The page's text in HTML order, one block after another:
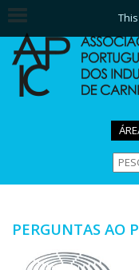
PERGUNTAS AO